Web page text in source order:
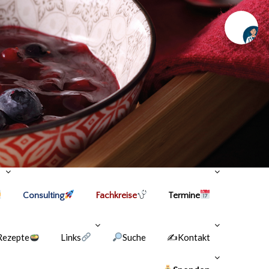
Consulting Fachkreise Termine
Links Suche ✍Kontakt
Chat